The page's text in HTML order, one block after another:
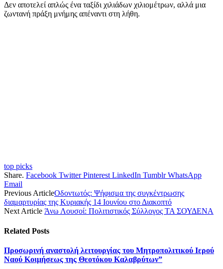
Δεν αποτελεί απλώς ένα ταξίδι χιλιάδων χιλιομέτρων, αλλά μια
ζωντανή πράξη μνήμης απέναντι στη λήθη.
top picks
Share. Facebook Twitter Pinterest LinkedIn Tumblr WhatsApp
Email
Previous ArticleΟδοντωτός: Ψήφισμα της συγκέντρωσης
διαμαρτυρίας της Κυριακής 14 Ιουνίου στο Διακοπτό
Next Article Άνω Λουσοί: Πολιτιστικός Σύλλογος ΤΑ ΣΟΥΔΕΝΑ
Related Posts
Προσωρινή αναστολή λειτουργίας του Μητροπολιτικού Ιερού
Ναού Κοιμήσεως της Θεοτόκου Καλαβρύτων”